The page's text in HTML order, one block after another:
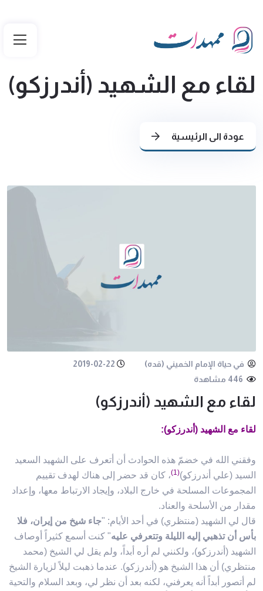
لقاء مع الشهيد (أندرزكو)
عودة الى الرئيسية
في حياة الإمام الخميني (قده)
2019-02-22
لقاء مع الشهيد (أندرزكو)
لقاء مع الشهيد (أندرزكو):
وفقني الله في خضمّ هذه الحوادث أن أتعرف على الشهيد السعيد
السيد (علي أندرزكو)(1)
، كان قد حضر إلى هناك لهدف تقييم
المجموعات المسلحة في خارج البلاد، وإيجاد الارتباط معها، وإعداد
مقدار من الأسلحة والعناد.
قال لي الشهيد (منتظري) في أحد الأيام: "جاء شيخ من إيران، فلا
بأس أن تذهبي إليه الليلة وتتعرفي عليه" كنت أسمع كثيراً أوصاف
الشهيد (أندرزكو)، ولكنني لم أره أبداً، ولم يقل لي الشيخ (محمد
منتظري) أن هذا الشيخ هو (أندرزكو). عندما ذهبت ليلاً لزيارة الشيخ
لم أتصور أبداً أنه يعرفني، لكنه بعد أن نظر لي، وبعد السلام والتحية